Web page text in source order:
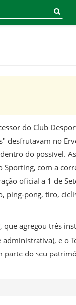
do Club
desfrutavam no
do possível.
Sporting, com a
oficial a 1 de
ping-pong, tiro,
, que agregou três
e o
parte do seu